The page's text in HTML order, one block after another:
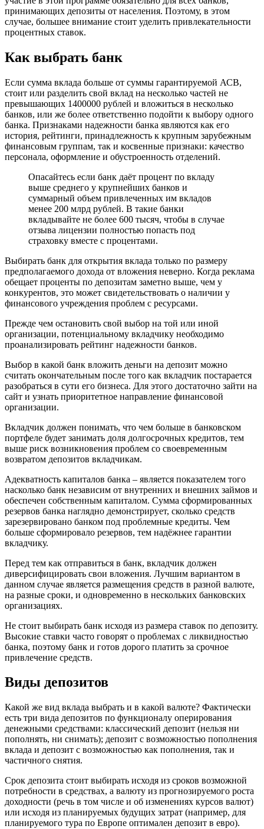
принимающих депозиты от населения. Поэтому, в этом
случае, большее внимание стоит уделить привлекательности
процентных ставок.
Как выбрать банк
Если сумма вклада больше от суммы гарантируемой АСВ,
стоит или разделить свой вклад на несколько частей не
превышающих 1400000 рублей и вложиться в несколько
банков, или же более ответственно подойти к выбору одного
банка. Признаками надежности банка являются как его
история, рейтинги, принадлежность к крупным зарубежным
финансовым группам, так и косвенные признаки: качество
персонала, оформление и обустроенность отделений.
Опасайтесь если банк даёт процент по вкладу
выше среднего у крупнейших банков и
суммарный объем привлеченных им вкладов
менее 200 млрд рублей. В такие банки
вкладывайте не более 600 тысяч, чтобы в случае
отзыва лицензии полностью попасть под
страховку вместе с процентами.
Выбирать банк для открытия вклада только по размеру
предполагаемого дохода от вложения неверно. Когда реклама
обещает проценты по депозитам заметно выше, чем у
конкурентов, это может свидетельствовать о наличии у
финансового учреждения проблем с ресурсами.
Прежде чем остановить свой выбор на той или иной
организации, потенциальному вкладчику необходимо
проанализировать рейтинг надежности банков.
Выбор в какой банк вложить деньги на депозит можно
считать окончательным после того как вкладчик постарается
разобраться в сути его бизнеса. Для этого достаточно зайти на
сайт и узнать приоритетное направление финансовой
организации.
Вкладчик должен понимать, что чем больше в банковском
портфеле будет занимать доля долгосрочных кредитов, тем
выше риск возникновения проблем со своевременным
возвратом депозитов вкладчикам.
Адекватность капиталов банка – является показателем того
насколько банк независим от внутренних и внешних займов и
обеспечен собственным капиталом. Сумма сформированных
резервов банка наглядно демонстрирует, сколько средств
зарезервировано банком под проблемные кредиты. Чем
больше сформировало резервов, тем надёжнее гарантии
вкладчику.
Перед тем как отправиться в банк, вкладчик должен
диверсифицировать свои вложения. Лучшим вариантом в
данном случае является размещения средств в разной валюте,
на разные сроки, и одновременно в нескольких банковских
организациях.
Не стоит выбирать банк исходя из размера ставок по депозиту.
Высокие ставки часто говорят о проблемах с ликвидностью
банка, поэтому банк и готов дорого платить за срочное
привлечение средств.
Виды депозитов
Какой же вид вклада выбрать и в какой валюте? Фактически
есть три вида депозитов по функционалу оперирования
денежными средствами: классический депозит (нельзя ни
пополнять, ни снимать); депозит с возможностью пополнения
вклада и депозит с возможностью как пополнения, так и
частичного снятия.
Срок депозита стоит выбирать исходя из сроков возможной
потребности в средствах, а валюту из прогнозируемого роста
доходности (речь в том числе и об изменениях курсов валют)
или исходя из планируемых будущих затрат (например, для
планируемого тура по Европе оптимален депозит в евро).